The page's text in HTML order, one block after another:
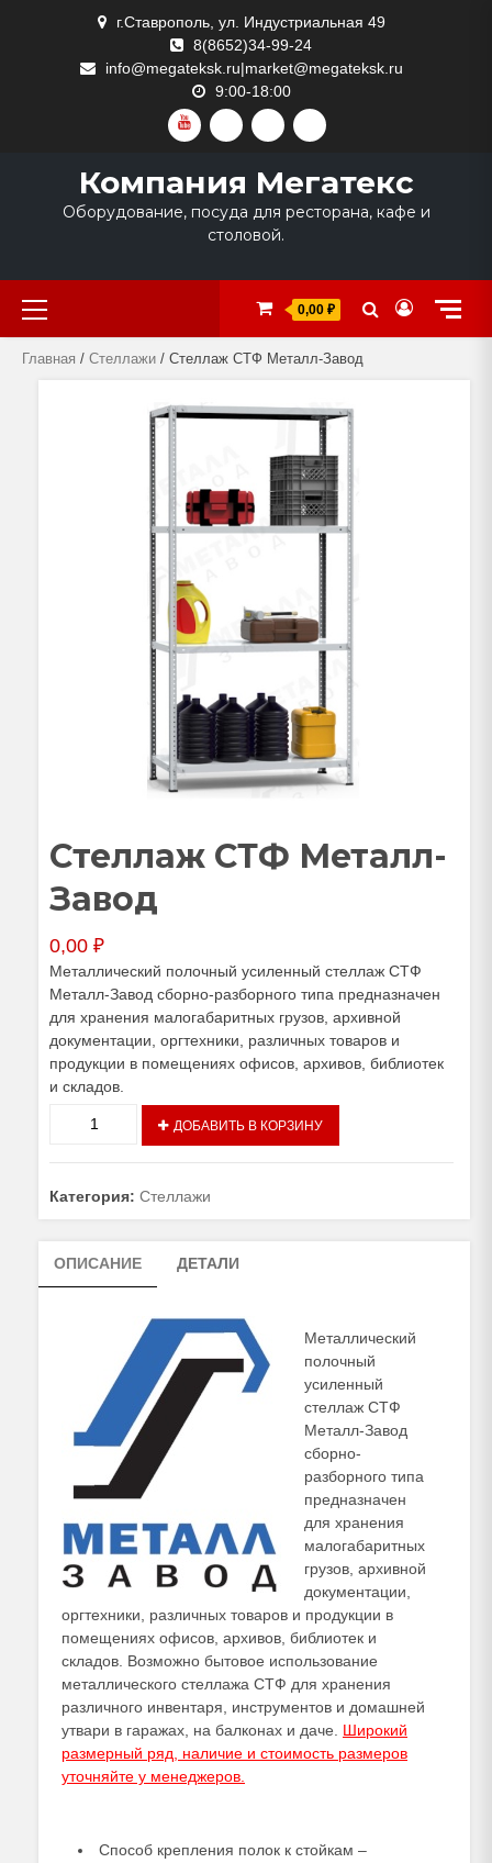
г.Ставрополь, ул. Индустриальная 49
8(8652)34-99-24
info@megateksk.ru|market@megateksk.ru
9:00-18:00
YOUTUBEVKVIDEORUTUBEDZEN
Компания Мегатекс
Оборудование, посуда для ресторана, кафе и
столовой.
Primary
Menu
0,00 ₽
Главная / Стеллажи / Стеллаж СТФ Металл-Завод
Стеллаж СТФ Металл-
Завод
0,00 ₽
Металлический полочный усиленный стеллаж СТФ
Металл-Завод сборно-разборного типа предназначен
для хранения малогабаритных грузов, архивной
документации, оргтехники, различных товаров и
продукции в помещениях офисов, архивов, библиотек
и складов.
Стеллаж
Металл-
ДОБАВИТЬ В КОРЗИНУ
Категория: Стеллажи
ОПИСАНИЕ ДЕТАЛИ
Металлический
полочный
усиленный
стеллаж СТФ
Металл-Завод
сборно-
разборного типа
предназначен
для хранения
малогабаритных
грузов, архивной
документации,
оргтехники, различных товаров и продукции в
помещениях офисов, архивов, библиотек и
складов. Возможно бытовое использование
металлического стеллажа СТФ для хранения
различного инвентаря, инструментов и домашней
утвари в гаражах, на балконах и даче. Широкий
размерный ряд, наличие и стоимость размеров
уточняйте у менеджеров
Способ крепления полок к стойкам –